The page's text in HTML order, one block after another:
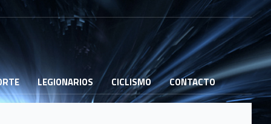
LEGIONARIOS CICLISMO CONTACTO